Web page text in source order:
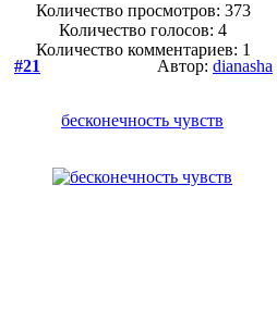
Количество просмотров: 373
Количество голосов:4
Количество комментариев: 1
#21
Автор: dianasha
бесконечность чувств